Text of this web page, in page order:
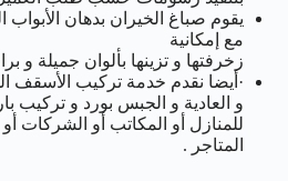
يقوم صباغ الخيران بدهان الأبواب
مع إمكانية
زخرفتها و تزينها بألوان جميلة و
·أيضا نقدم خدمة تركيب الأسقف
و العادية و الجبس بورد و تركيب
للمنازل أو المكاتب أو الشركات
المتاجر .